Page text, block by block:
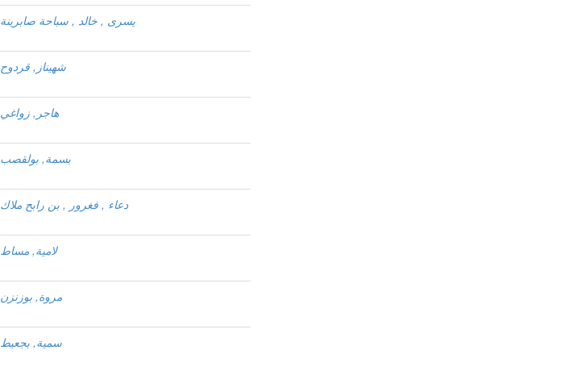
يسرى , خالد , سباحة صابرينة
شهيناز, قردوح
هاجر, زواغي
بسمة, بولقصب
دعاء , فغرور , بن رابح ملاك
لامية, مساط
مروة, بوزنزن
سمية, بجعيط